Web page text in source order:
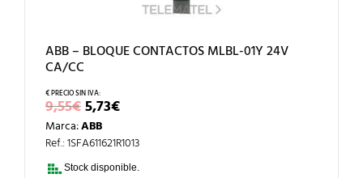
ABB – BLOQUE CONTACTOS MLBL-01Y 24V
CA/CC
9,55€EL
PRECIO
ORIGINAL
ERA:
9,55€.
5,73€EL
PRECIO
ES:
5,73€.
Marca:ABB
Ref.: 1SFA611621R1013
Stock disponible.